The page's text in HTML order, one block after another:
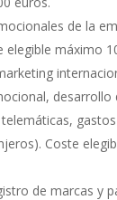
de la
elegible máximo
desarrollo
Coste
de marcas y